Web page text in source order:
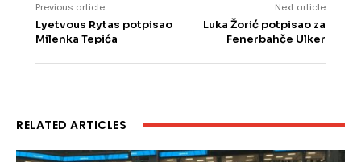
Previous article
Lyetvous Rytas potpisao
Milenka Tepića
Next article
Luka Žorić potpisao za
Fenerbahče Ulker
RELATED ARTICLES